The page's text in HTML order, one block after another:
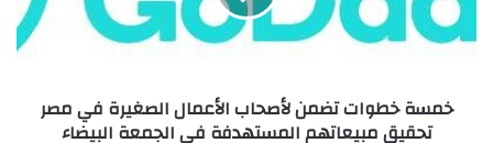
الصغيرة
في
مبيعاتهم
المستهدفة
خمسة خطوات تضمن لأصحاب الأعمال الصغيرة في مصر
تحقيق مبيعاتهم المستهدفة في الجمعة البيضاء